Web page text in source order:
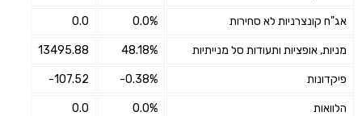
אג"ח קונצרניות לא סחירות 0.0%
0.0
מניות, אופציות ותעודות סל מנייתיות 48.18%
13495.88
פיקדונות -0.38%
-107.52
הלוואות 0.0%
0.0